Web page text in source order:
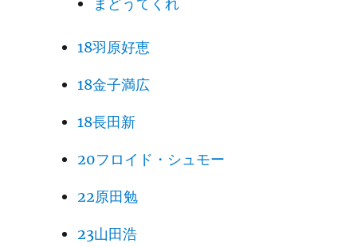
18羽原好恵
18金子満広
18長田新
20フロイド・シュモー
22原田勉
23山田浩